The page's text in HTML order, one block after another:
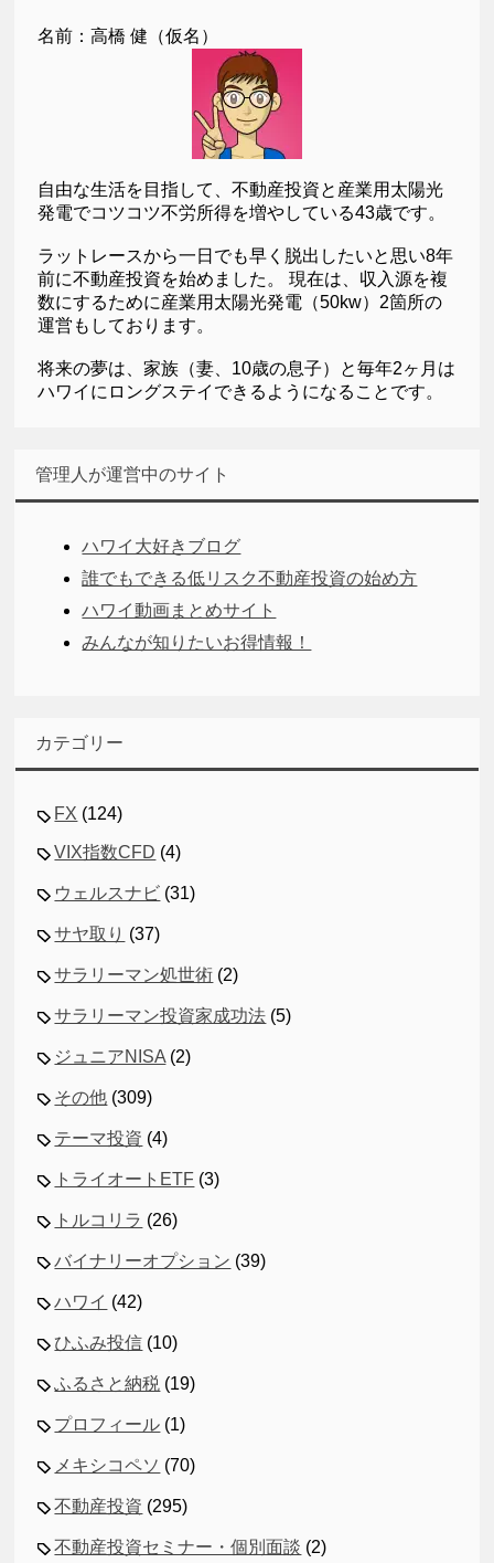
名前：高橋 健（仮名）
自由な生活を目指して、不動産投資と産業用太陽光
発電でコツコツ不労所得を増やしている43歳です。
ラットレースから一日でも早く脱出したいと思い8年
前に不動産投資を始めました。 現在は、収入源を複
数にするために産業用太陽光発電（50kw）2箇所の
運営もしております。
将来の夢は、家族（妻、10歳の息子）と毎年2ヶ月は
ハワイにロングステイできるようになることです。
管理人が運営中のサイト
ハワイ大好きブログ
誰でもできる低リスク不動産投資の始め方
ハワイ動画まとめサイト
みんなが知りたいお得情報！
カテゴリー
FX (124)
VIX指数CFD (4)
ウェルスナビ (31)
サヤ取り (37)
サラリーマン処世術 (2)
サラリーマン投資家成功法 (5)
ジュニアNISA (2)
その他 (309)
テーマ投資 (4)
トライオートETF (3)
トルコリラ (26)
バイナリーオプション (39)
ハワイ (42)
ひふみ投信 (10)
ふるさと納税 (19)
プロフィール (1)
メキシコペソ (70)
不動産投資 (295)
不動産投資セミナー・個別面談 (2)